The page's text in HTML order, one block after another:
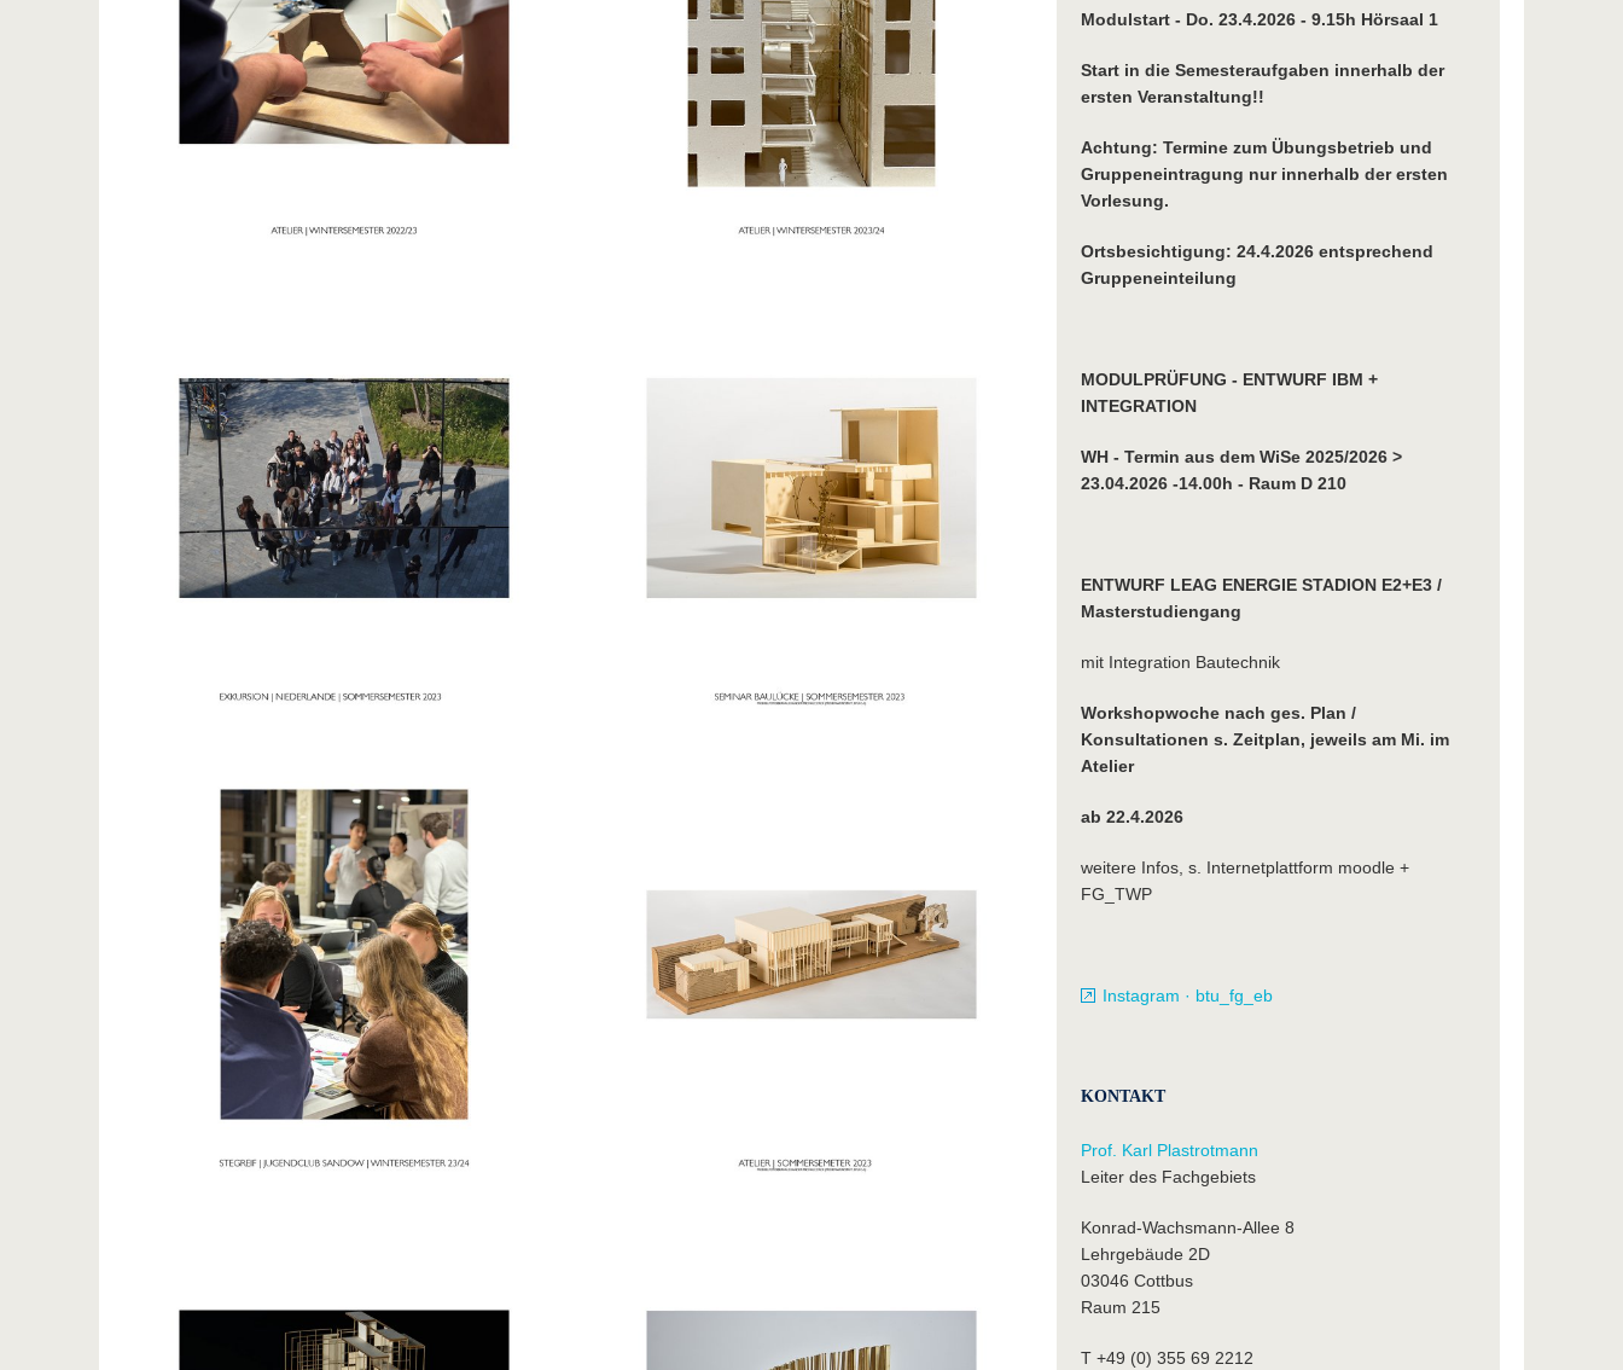
Modulstart - Do. 23.4.2026 - 9.15h Hörsaal 1
Start in die Semesteraufgaben innerhalb der
ersten Veranstaltung!!
Achtung: Termine zum Übungsbetrieb und
Gruppeneintragung nur innerhalb der ersten
Vorlesung.
Ortsbesichtigung: 24.4.2026 entsprechend
Gruppeneinteilung
MODULPRÜFUNG - ENTWURF IBM +
INTEGRATION
WH - Termin aus dem WiSe 2025/2026 >
23.04.2026 -14.00h - Raum D 210
ENTWURF LEAG ENERGIE STADION E2+E3 /
Masterstudiengang
mit Integration Bautechnik
Workshopwoche nach ges. Plan /
Konsultationen s. Zeitplan, jeweils am Mi. im
Atelier
ab 22.4.2026
weitere Infos, s. Internetplattform moodle +
FG_TWP
Instagram · btu_fg_eb
KONTAKT
Prof. Karl Plastrotmann
Leiter des Fachgebiets
Konrad-Wachsmann-Allee 8
Lehrgebäude 2D
03046 Cottbus
Raum 215
T +49 (0) 355 69 2212